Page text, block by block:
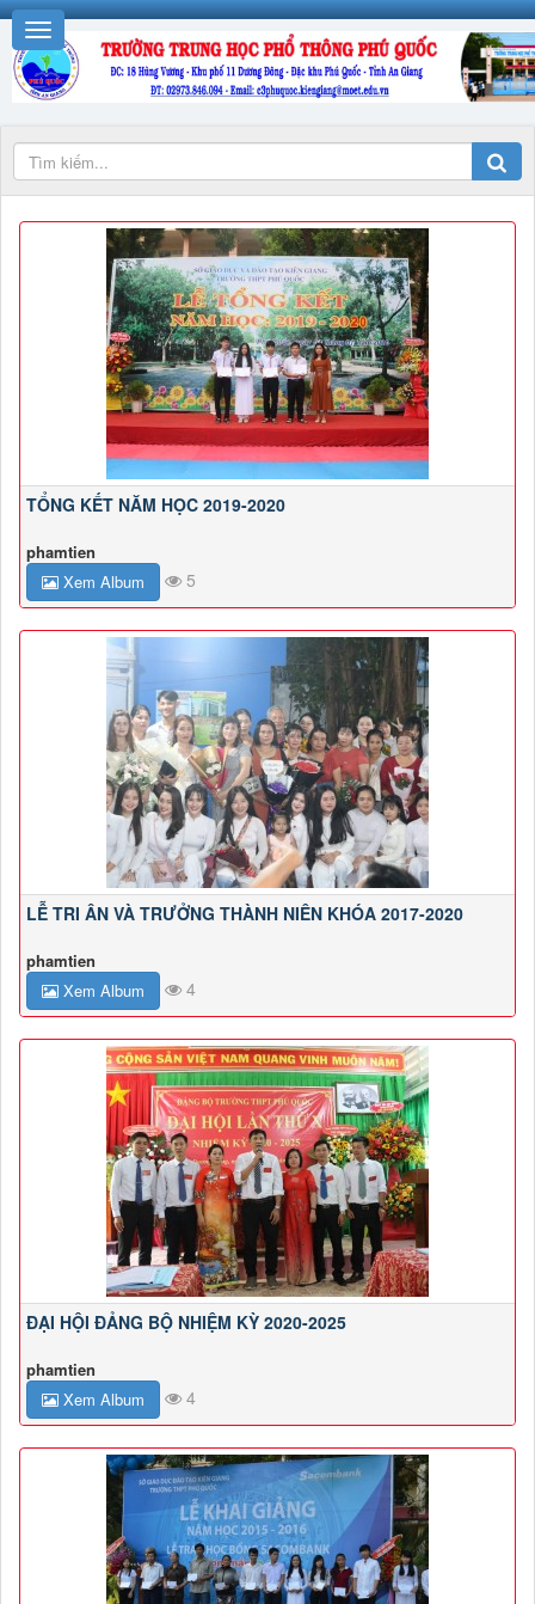
TỔNG KẾT NĂM HỌC 2019-2020
phamtien
Xem Album
5
LỄ TRI ÂN VÀ TRƯỞNG THÀNH NIÊN KHÓA 2017-2020
phamtien
Xem Album
4
ĐẠI HỘI ĐẢNG BỘ NHIỆM KỲ 2020-2025
phamtien
Xem Album
4